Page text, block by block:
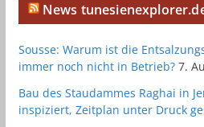
News
Sousse: Warum ist die
immer noch nicht in Betrieb? 7.
Bau des Staudammes Raghai in
inspiziert, Zeitplan unter Druck